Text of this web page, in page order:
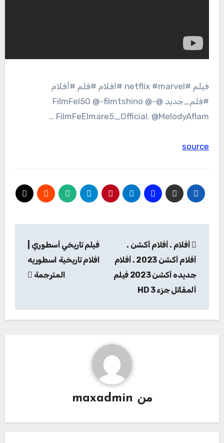
فيلم #netflix #marvel #افلام #فلم #أفلام
#فلم_جديد @FilmFel50 @-filmtshino @-
FilmFeElmare5_Official. @MelodyAflam …
source
المقالات
أفلام . أفلام أكشن .
أفلام أكشن 2023 . أفلام
جديده أكشن 2023 فيلم
ألمقاتل جزء 3 HD
فيلم تاريخي أسطوري |
افلام تاريخية اسطوريه
المترجمة
من maxadmin